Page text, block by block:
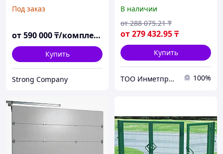
Под заказ
от590 000₸/комплект
Купить
Strong Company
противопожарные;
рулонные; сдвижные;
секционные
В наличии
от279 432.95₸
от 288 075.21 ₸
Купить
ТОО Инметпром 100%